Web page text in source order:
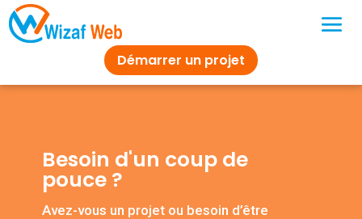
Démarrer un projet
Besoin d'un coup de
pouce ?
Avez-vous un projet ou besoin d’être